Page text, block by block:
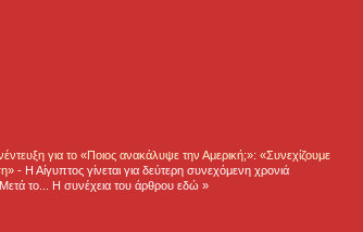
για το «Ποιος ανακάλυψε την Αμερική;»: «Συνεχίζουμε
- Η Αίγυπτος γίνεται για δεύτερη συνεχόμενη χρονιά
το... Η συνέχεια του άρθρου εδώ »